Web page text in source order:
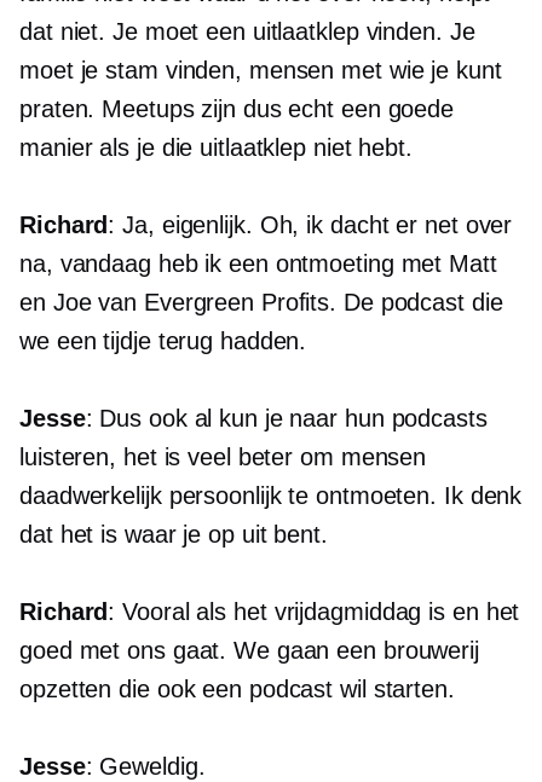
dat niet. Je moet een uitlaatklep vinden. Je
moet je stam vinden, mensen met wie je kunt
praten. Meetups zijn dus echt een goede
manier als je die uitlaatklep niet hebt.
Richard: Ja, eigenlijk. Oh, ik dacht er net over
na, vandaag heb ik een ontmoeting met Matt
en Joe van Evergreen Profits. De podcast die
we een tijdje terug hadden.
Jesse: Dus ook al kun je naar hun podcasts
luisteren, het is veel beter om mensen
daadwerkelijk persoonlijk te ontmoeten. Ik denk
dat het is waar je op uit bent.
Richard: Vooral als het vrijdagmiddag is en het
goed met ons gaat. We gaan een brouwerij
opzetten die ook een podcast wil starten.
Jesse: Geweldig.